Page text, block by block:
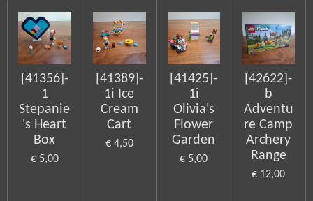
[41356]-
1
Stepanie
's Heart
Box
€ 5,00
[41389]-
1i Ice
Cream
Cart
€ 4,50
[41425]-
1i
Olivia's
Flower
Garden
€ 5,00
[42622]-
b
Adventu
re Camp
Archery
Range
€ 12,00